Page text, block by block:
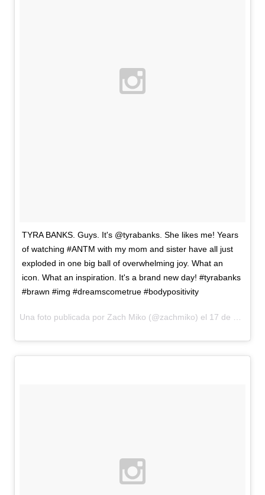
TYRA BANKS. Guys. It's @tyrabanks. She likes me! Years
of watching #ANTM with my mom and sister have all just
exploded in one big ball of overwhelming joy. What an
icon. What an inspiration. It's a brand new day! #tyrabanks
#brawn #img #dreamscometrue #bodypositivity
Una foto publicada por Zach Miko (@zachmiko) el 17 de Mar de 2016 a la(s) 2:08 PDT